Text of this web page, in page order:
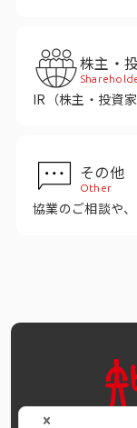
事例紹介
コーポレートサ
株主・
IR（株主・投資
その他
Other
協業のご相談や